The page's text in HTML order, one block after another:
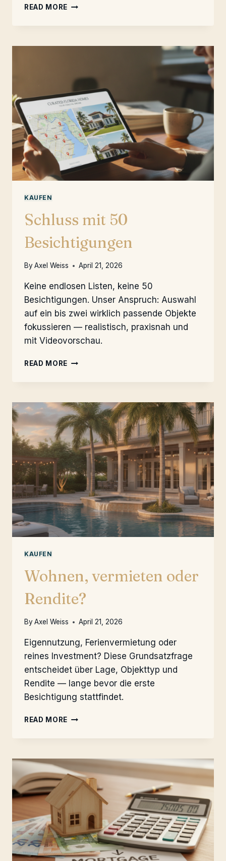
READ MORE FLORIDA-
KAUFEN
Schluss mit 50
Besichtigungen
ByAxel Weiss April 21, 2026
Keine endlosen Listen, keine 50
Besichtigungen. Unser Anspruch: Auswahl
auf ein bis zwei wirklich passende Objekte
fokussieren — realistisch, praxisnah und
mit Videovorschau.
READ MORE SCHLUSS
KAUFEN
Wohnen, vermieten oder
Rendite?
ByAxel Weiss April 21, 2026
Eigennutzung, Ferienvermietung oder
reines Investment? Diese Grundsatzfrage
entscheidet über Lage, Objekttyp und
Rendite — lange bevor die erste
Besichtigung stattfindet.
READ MORE WOHNEN,